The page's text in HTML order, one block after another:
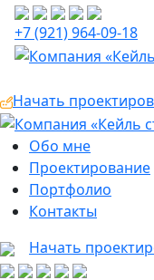
+7 (921) 964-09-18
Начать
Обо мне
Проектирование
Портфолио
Контакты
Начать